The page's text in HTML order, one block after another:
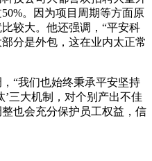
。因为项目周期等方面原
较大。他还强调，“平安科
分是外包，这在业内太正常
我们也始终秉承平安坚持
’三大机制，对个别产出不佳
也会充分保护员工权益，信